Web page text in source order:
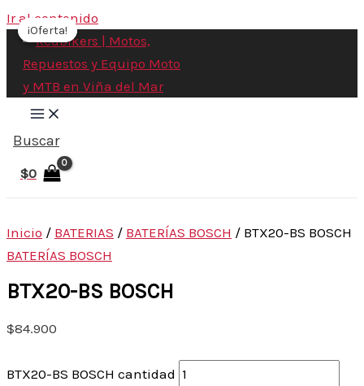
Ir al contenido
Buscar
$0
Inicio / BATERIAS / BATERÍAS BOSCH / BTX20-BS BOSCH
BATERÍAS BOSCH
BTX20-BS BOSCH
$84.900
BTX20-BS BOSCH cantidad
¡Oferta!
¡Oferta!